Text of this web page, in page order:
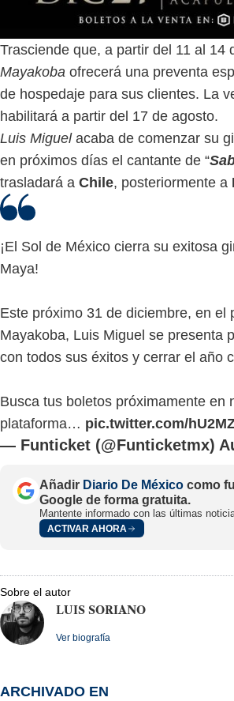
Trasciende que, a partir del 11 al 14
Mayakoba ofrecerá una preventa
de hospedaje para sus clientes. La
habilitará a partir del 17 de agosto.
Luis Miguelacaba de comenzar su
en próximos días el cantante de “
trasladará a Chile, posteriormente a
¡El Sol de México cierra su exitosa
Maya!
Este próximo 31 de diciembre, en el
Mayakoba, Luis Miguel se presenta
con todos sus éxitos y cerrar el año
Busca tus boletos próximamente en
plataforma… pic.twitter.com/
— Funticket (@Funticketmx)
Añadir Diario De México como
Google de forma gratuita.
Mantente informado con las últimas
ACTIVAR AHORA
Sobre el autor
LUIS SORIANO
Ver biografía
ARCHIVADO EN